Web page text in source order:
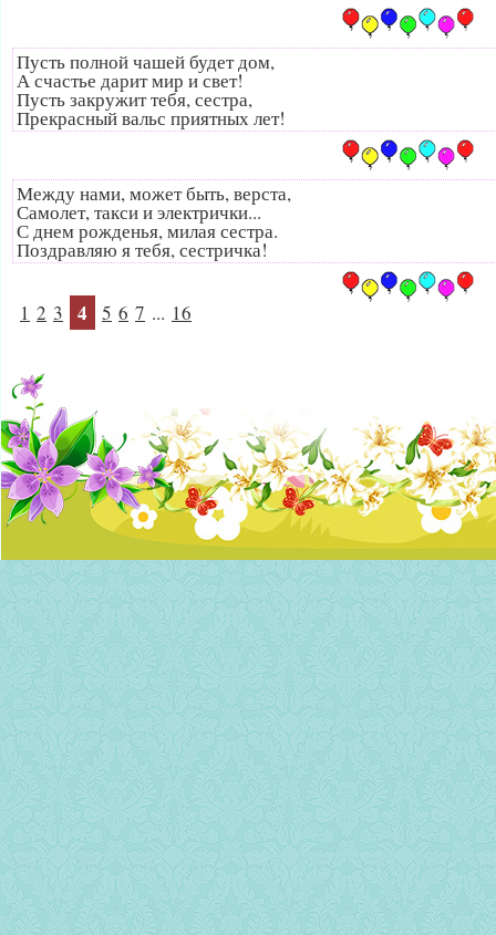
Пусть полной чашей будет дом,
А счастье дарит мир и свет!
Пусть закружит тебя, сестра,
Прекрасный вальс приятных лет!
Между нами, может быть, верста,
Самолет, такси и электрички...
С днем рожденья, милая сестра.
Поздравляю я тебя, сестричка!
1 2 3 4 5 6 7 ... 16